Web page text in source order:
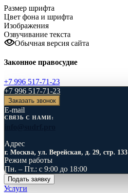
Размер шрифта
Цвет фона и шрифта
Изображения
Озвучивание текста
Обычная версия сайта
Законное правосудие
+7 996 517-71-23
+7 996 517-71-23
Заказать звонок
E-mail
СВЯЗЬ С НАМИ:
Адрес
г. Москва, ул. Верейская, д. 29, стр. 133
Режим работы
Пн. – Пт.: с 9:00 до 18:00
Подать заявку
Услуги